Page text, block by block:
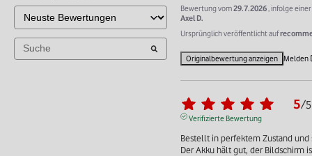
Bewertung vom29.7.2026 , infolge
Axel D.
Ursprünglich veröffentlicht auf
Originalbewertung anzeigen Melden
5/5
Verifizierte Bewertung
Bestellt in perfektem Zustand
Der Akku hält gut, der Bildschirm